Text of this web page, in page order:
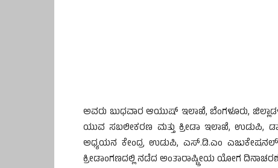
ಅವರು ಬುಧವಾರ ಆಯುಷ್ ಇಲಾಖೆ, ಬೆಂಗಳೂರು,
ಯುವ ಸಬಲೀಕರಣ ಮತ್ತು ಕ್ರೀಡಾ ಇಲಾಖೆ, ಉಡುಪಿ,
ಅಧ್ಯಯನ ಕೇಂದ್ರ ಉಡುಪಿ, ಎಸ್.ಡಿ.ಎಂ ಎಜುಕೇಷನಲ್
ಕ್ರೀಡಾಂಗಣದಲ್ಲಿ ನಡೆದ ಅಂತಾರಾಷ್ಟ್ರೀಯ ಯೋಗ